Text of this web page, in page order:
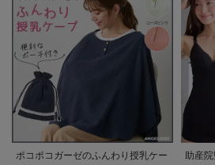
ポコポコガーゼのふんわり授乳ケー
助産